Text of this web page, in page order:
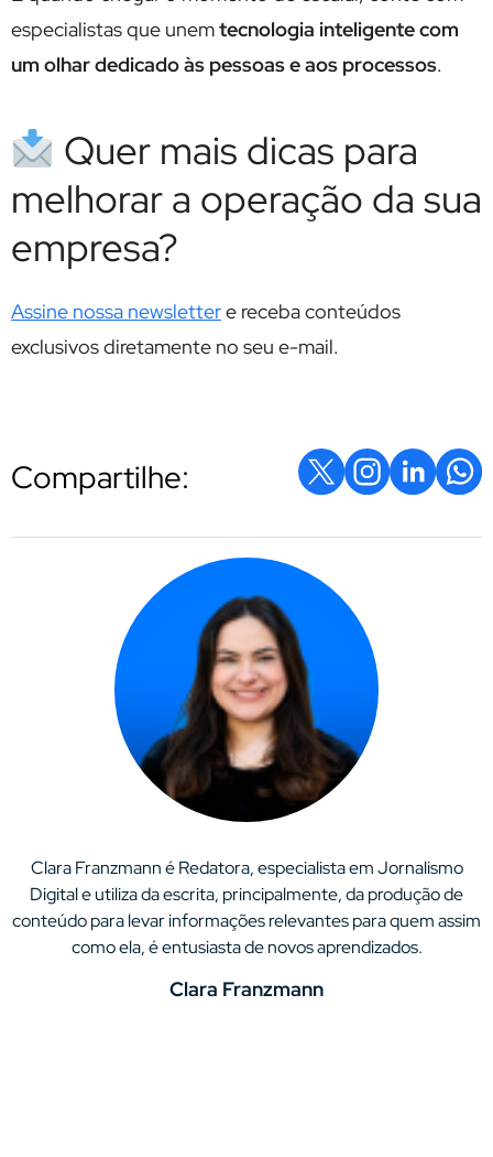
especialistas que unemtecnologia inteligente com
um olhar dedicado às pessoas e aos processos.
Quer mais dicas para
melhorar a operação da sua
empresa?
Assine nossa newslettere receba conteúdos
exclusivos diretamente no seu e-mail.
Compartilhe:
Clara Franzmann é Redatora, especialista em Jornalismo
Digital e utiliza da escrita, principalmente, da produção de
conteúdo para levar informações relevantes para quem assim
como ela, é entusiasta de novos aprendizados.
Clara Franzmann